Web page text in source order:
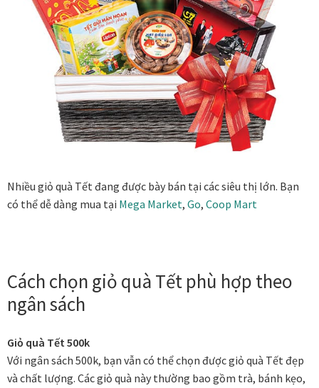
Đóng khung ảnh
Đóng khung áo đấu – áo thun
Đóng khung tranh canvas – tranh sơn dầu
Đóng khung tranh đính đá
Đóng khung tranh kính cho tranh ảnh, giấy mỹ thuật,
poster, bản vẽ tay
Đóng khung tranh thêu
Giỏ hàng
Giới Thiệu Mia Home
Nhiều giỏ quà Tết đang được bày bán tại các siêu thị lớn. Bạn
có thể dễ dàng mua tại Mega Market, Go, Coop Mart
Cách chọn giỏ quà Tết phù hợp theo
ngân sách
Giỏ quà Tết 500k
Với ngân sách 500k, bạn vẫn có thể chọn được giỏ quà Tết đẹp
và chất lượng. Các giỏ quà này thường bao gồm trà, bánh kẹo,